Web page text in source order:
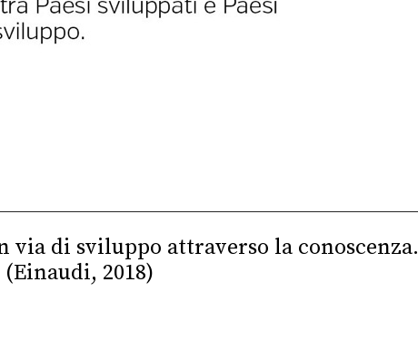
di sviluppo attraverso la
2018)